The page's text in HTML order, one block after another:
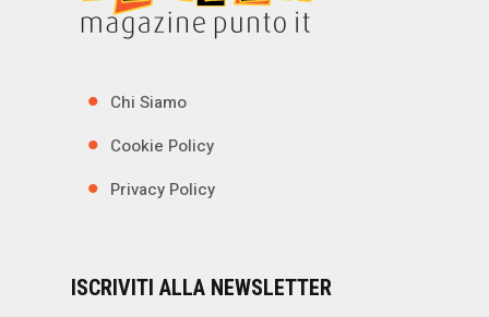
Chi Siamo
Cookie Policy
Privacy Policy
ISCRIVITI ALLA NEWSLETTER